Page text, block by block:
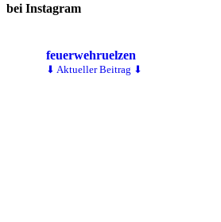
bei Instagram
feuerwehruelzen
⬇ Aktueller Beitrag ⬇